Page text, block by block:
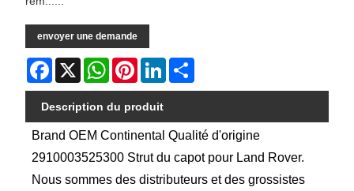
envoyer une demande
Facebook
X WhatsAppPinterestLinkedIn
Description du produit
Brand OEM Continental Qualité d'origine
2910003525300 Strut du capot pour Land Rover.
Nous sommes des distributeurs et des grossistes